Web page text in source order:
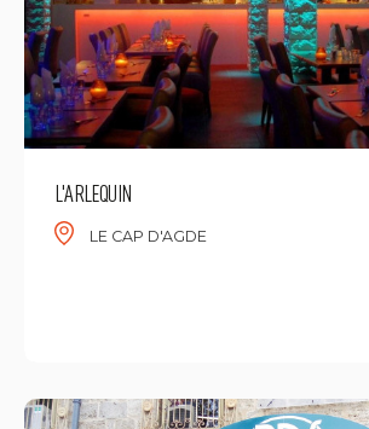
L'ARLEQUIN
LE CAP D'AGDE